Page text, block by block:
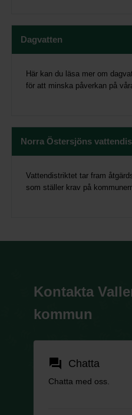
Dagvatten
Här kan du läsa mer om
för att minska påverkan på
Norra Östersjöns
Vattendistriktet tar fram
som ställer krav på
Kontakta
kommun
forum Chatta
Chatta med oss.